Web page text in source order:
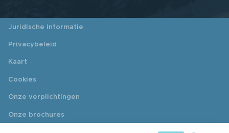
Juridische informatie
Privacybeleid
Kaart
Cookies
Onze verplichtingen
Onze brochures